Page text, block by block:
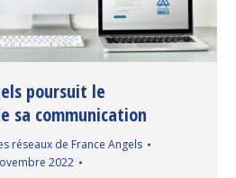
poursuit le
sa communication
réseaux de France Angels
2022